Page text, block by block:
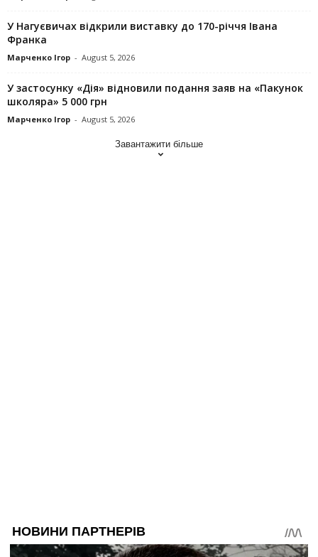
У Нагуєвичах відкрили виставку до 170-річчя Івана
Франка
Марченко Ігор - August 5, 2026
У застосунку «Дія» відновили подання заяв на «Пакунок
школяра» 5 000 грн
Марченко Ігор - August 5, 2026
Завантажити більше